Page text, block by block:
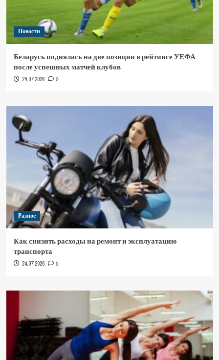
Новости
Беларусь поднялась на две позиции в рейтинге УЕФА
после успешных матчей клубов
24.07.2026 0
Разное
Как снизить расходы на ремонт и эксплуатацию
транспорта
24.07.2026 0